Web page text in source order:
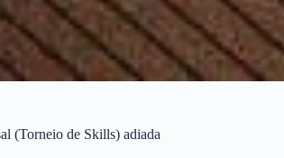
(Torneio de Skills) adiada